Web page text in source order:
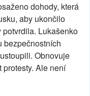
dohody, která
aby ukončilo
Lukašenko
bezpečnostních
Obnovuje
Ale není